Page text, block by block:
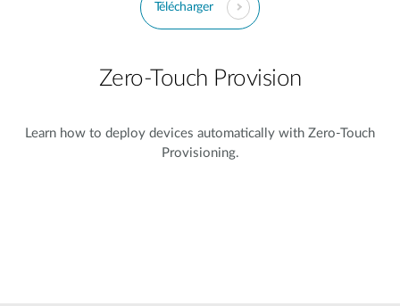
Télécharger
Zero-Touch Provision
Learn how to deploy devices automatically with Zero-Touch
Provisioning.